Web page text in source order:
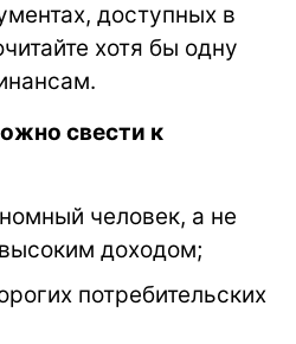
доступных в
хотя бы одну
свести к
человек, а не
доходом;
потребительских